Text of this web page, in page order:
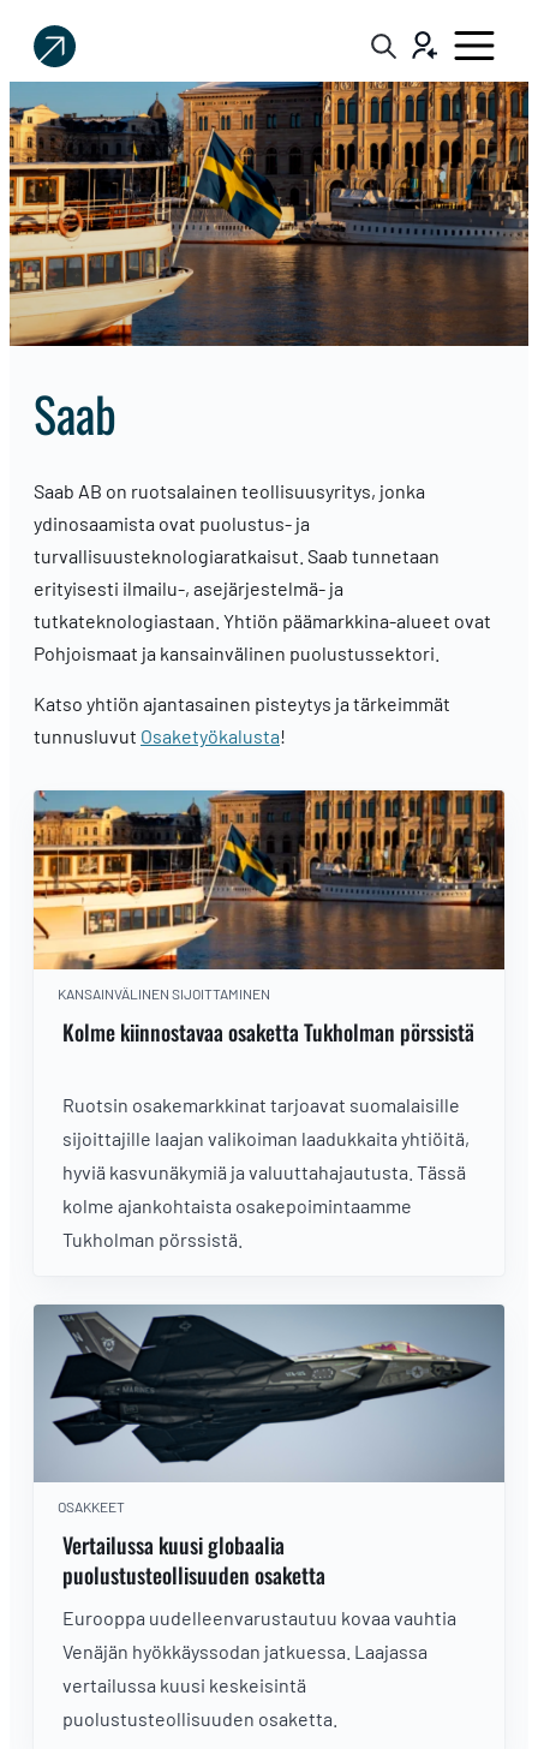
Sijoittaja.fi
Tee
sijoituspäätöksiä
Saab
Saab AB on ruotsalainen teollisuusyritys, jonka
ydinosaamista ovat puolustus- ja
turvallisuusteknologiaratkaisut. Saab tunnetaan
erityisesti ilmailu-, asejärjestelmä- ja
tutkateknologiastaan. Yhtiön päämarkkina-alueet ovat
Pohjoismaat ja kansainvälinen puolustussektori.
Katso yhtiön ajantasainen pisteytys ja tärkeimmät
tunnusluvut Osaketyökalusta!
KANSAINVÄLINEN SIJOITTAMINEN
Kolme kiinnostavaa osaketta Tukholman pörssistä
Ruotsin osakemarkkinat tarjoavat suomalaisille
sijoittajille laajan valikoiman laadukkaita yhtiöitä,
hyviä kasvunäkymiä ja valuuttahajautusta. Tässä
kolme ajankohtaista osakepoimintaamme
Tukholman pörssistä.
OSAKKEET
Vertailussa kuusi globaalia
puolustusteollisuuden osaketta
Eurooppa uudelleenvarustautuu kovaa vauhtia
Venäjän hyökkäyssodan jatkuessa. Laajassa
vertailussa kuusi keskeisintä
puolustusteollisuuden osaketta.